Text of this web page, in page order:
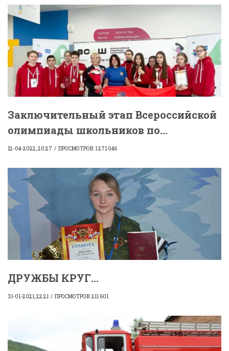
Заключительный этап Всероссийской
олимпиады школьников по...
12-04-2022, 20:27 ПРОСМОТРОВ: 1 271 046
ДРУЖБЫ КРУГ...
31-01-2021, 22:21 ПРОСМОТРОВ: 211 601